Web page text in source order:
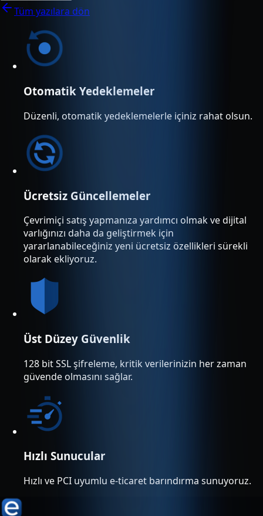
Tüm yazılara dön
Otomatik Yedeklemeler
Düzenli, otomatik yedeklemelerle içiniz rahat olsun.
Ücretsiz Güncellemeler
Çevrimiçi satış yapmanıza yardımcı olmak ve dijital
varlığınızı daha da geliştirmek için
yararlanabileceğiniz yeni ücretsiz özellikleri sürekli
olarak ekliyoruz.
Üst Düzey Güvenlik
128 bit SSL şifreleme, kritik verilerinizin her zaman
güvende olmasını sağlar.
Hızlı Sunucular
Hızlı ve PCI uyumlu e-ticaret barındırma sunuyoruz.